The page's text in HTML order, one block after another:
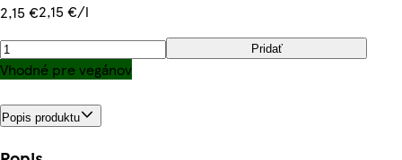
2,15 €2,15 €/l
Pridať
Vhodné pre vegánov
Popis produktu